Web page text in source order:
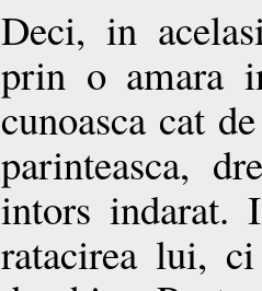
Deci, in
prin o amara
cunoasca cat
parinteasca,
intors indarat.
ratacirea lui,